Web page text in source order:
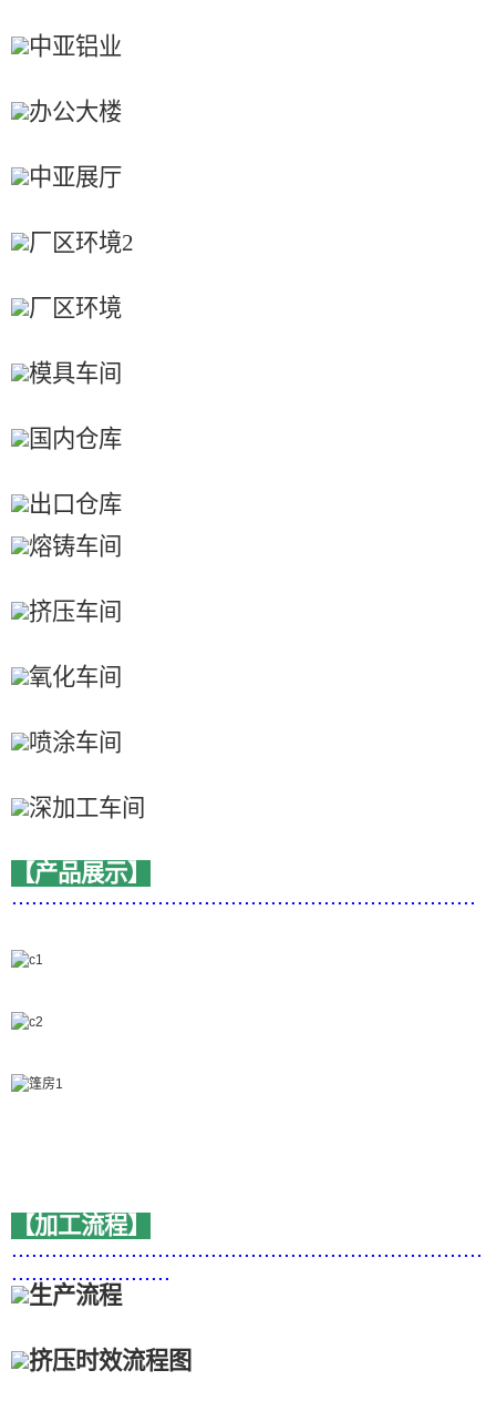
【产品展示】
......................................................................
【加工流程】
.......................................................................
........................